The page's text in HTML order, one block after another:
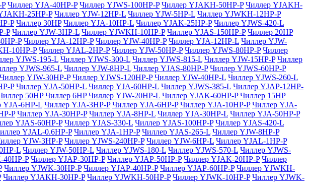
Чиллер YJA-40HP-P Чиллер YJWS-100HP-P Чиллер YJAKH-50HP-P Чиллер YJAKH-
25HP-P Чиллер YJW-12HP-L Чиллер YJW-5HP-L Чиллер YJWKH-12HP-P
P Чиллер 30HP Чиллер YJA-10HP-L Чиллер YJAK-25HP-P Чиллер YJWS-420-L
P Чиллер YJW-3HP-L Чиллер YJWKH-10HP-P Чиллер YJAS-150HP-P Чиллер 20HP
P Чиллер YJA-12HP-P Чиллер YJW-40HP-P Чиллер YJA-12HP-L Чиллер YJW-
10HP-P Чиллер YJAL-2HP-P Чиллер YJW-50HP-P Чиллер YJWS-80HP-P Чиллер
YJWS-195-L Чиллер YJWS-300-L Чиллер YJWS-815-L Чиллер YJW-15HP-P Чиллер
YJWS-965-L Чиллер YJW-8HP-L Чиллер YJAS-80HP-P Чиллер YJWS-60HP-P
Чиллер YJW-30HP-P Чиллер YJWS-120HP-P Чиллер YJW-40HP-L Чиллер YJWS-260-L
P Чиллер YJA-50HP-L Чиллер YJA-60HP-L Чиллер YJWS-385-L Чиллер YJAP-12HP-
50HP Чиллер 6HP Чиллер YJW-20HP-L Чиллер YJAK-60HP-P Чиллер 15HP
YJA-6HP-L Чиллер YJA-3HP-P Чиллер YJA-6HP-P Чиллер YJA-10HP-P Чиллер YJA-
P Чиллер YJA-30HP-P Чиллер YJA-8HP-L Чиллер YJA-30HP-L Чиллер YJA-50HP-P
YJAS-60HP-P Чиллер YJAS-330-L Чиллер YJAS-100HP-P Чиллер YJAS-420-L
YJAL-0.6HP-P Чиллер YJA-1HP-P Чиллер YJAS-265-L Чиллер YJW-8HP-P
YJW-3HP-P Чиллер YJWS-240HP-P Чиллер YJW-6HP-L Чиллер YJAL-1HP-P
L Чиллер YJW-50HP-L Чиллер YJWS-180-L Чиллер YJWS-570-L Чиллер YJWS-
40HP-P Чиллер YJAP-30HP-P Чиллер YJAP-50HP-P Чиллер YJAK-20HP-P Чиллер
Чиллер YJWK-30HP-P Чиллер YJAP-40HP-P Чиллер YJAP-60HP-P Чиллер YJWKH-
Чиллер YJAKH-30HP-P Чиллер YJWKH-50HP-P Чиллер YJWK-10HP-P Чиллер YJWK-